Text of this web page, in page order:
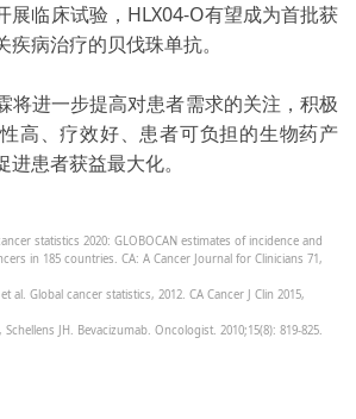
展临床试验，HLX04-O有望成为首批获
病治疗的贝伐珠单抗。
进一步提高对患者需求的关注，积极
高、疗效好、患者可负担的生物药产
患者获益最大化。
statistics 2020: GLOBOCAN estimates of incidence and
in 185 countries. CA: A Cancer Journal for Clinicians 71,
al. Global cancer statistics, 2012. CA Cancer J Clin 2015,
Schellens JH. Bevacizumab. Oncologist. 2010;15(8): 819‐825.